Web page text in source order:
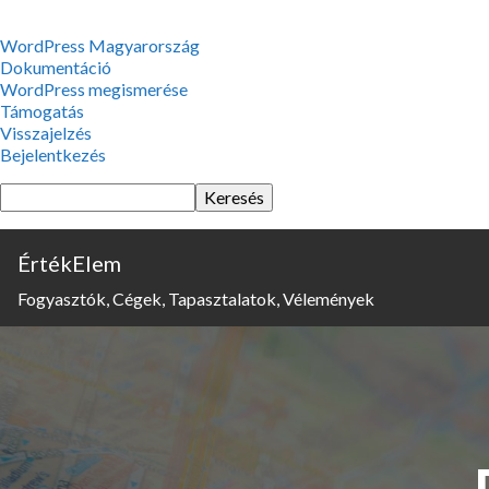
WordPress,
a
csodás
WordPress Magyarország
Dokumentáció
WordPress megismerése
Támogatás
Visszajelzés
Bejelentkezés
Keresés
ÉrtékElem
Fogyasztók, Cégek, Tapasztalatok, Vélemények